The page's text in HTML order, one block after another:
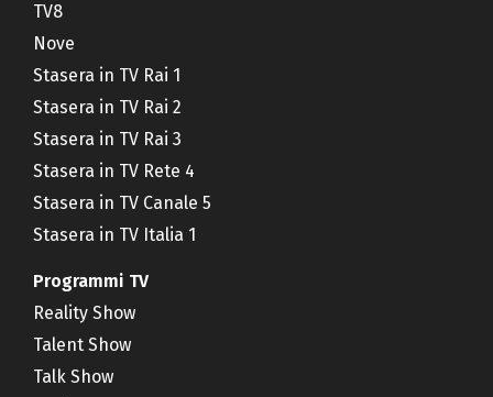
TV8
Nove
Stasera in TV Rai 1
Stasera in TV Rai 2
Stasera in TV Rai 3
Stasera in TV Rete 4
Stasera in TV Canale 5
Stasera in TV Italia 1
Programmi TV
Reality Show
Talent Show
Talk Show